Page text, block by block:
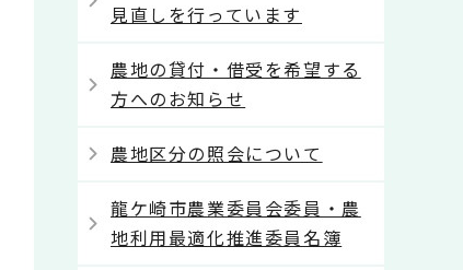
見直しを行っています
農地の貸付・借受を希望する
方へのお知らせ
農地区分の照会について
龍ケ崎市農業委員会委員・農
地利用最適化推進委員名簿